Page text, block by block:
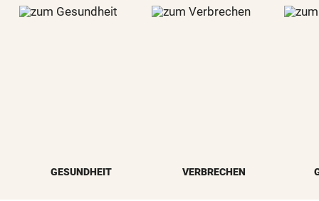
GESUNDHEIT VERBRECHEN